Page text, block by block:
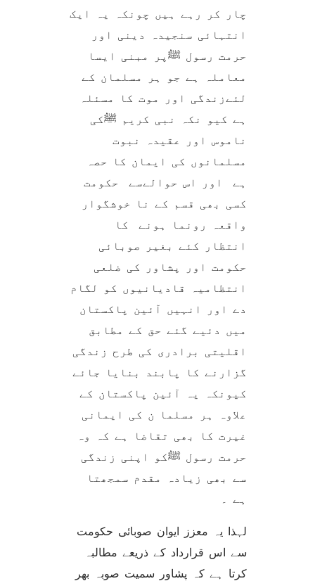
چار کر رہے ہیں چونکہ یہ ایک
انتہائی سنجیدہ دینی اور
حرمت رسول ﷺپر مبنی ایسا
معاملہ ہے جو ہر مسلمان کے
لئےزندگی اور موت کا مسئلہ
ہے کیو نکہ نبی کریم ﷺکی
ناموس اور عقیدہ نبوت
مسلمانوں کی ایمان کا حصہ
ہے اور اس حوالےسے حکومت
کسی بھی قسم کے نا خوشگوار
واقعہ رونما ہونے کا
انتظار کئے بغیر صوبائی
حکومت اور پشاور کی ضلعی
انتظامیہ قادیانیوں کو لگام
دے اور انہیں آئین پاکستان
میں دئیے گئے حق کے مطابق
اقلیتی برادری کی طرح زندگی
گزارنے کا پابند بنایا جائے
کیونکہ یہ آئین پاکستان کے
علاوہ ہر مسلما ن کی ایمانی
غیرت کا بھی تقاضا ہے کہ وہ
حرمت رسول ﷺکو اپنی زندگی
سے بھی زیادہ مقدم سمجھتا
ہے ۔
لہذا یہ معزز ایوان صوبائی حکومت
سے اس قرارداد کے ذریعے مطالبہ
کرتا ہے کہ پشاور سمیت صوبہ بھر